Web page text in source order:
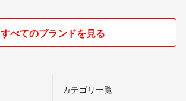
すべてのブランドを見る
カテゴリ一覧